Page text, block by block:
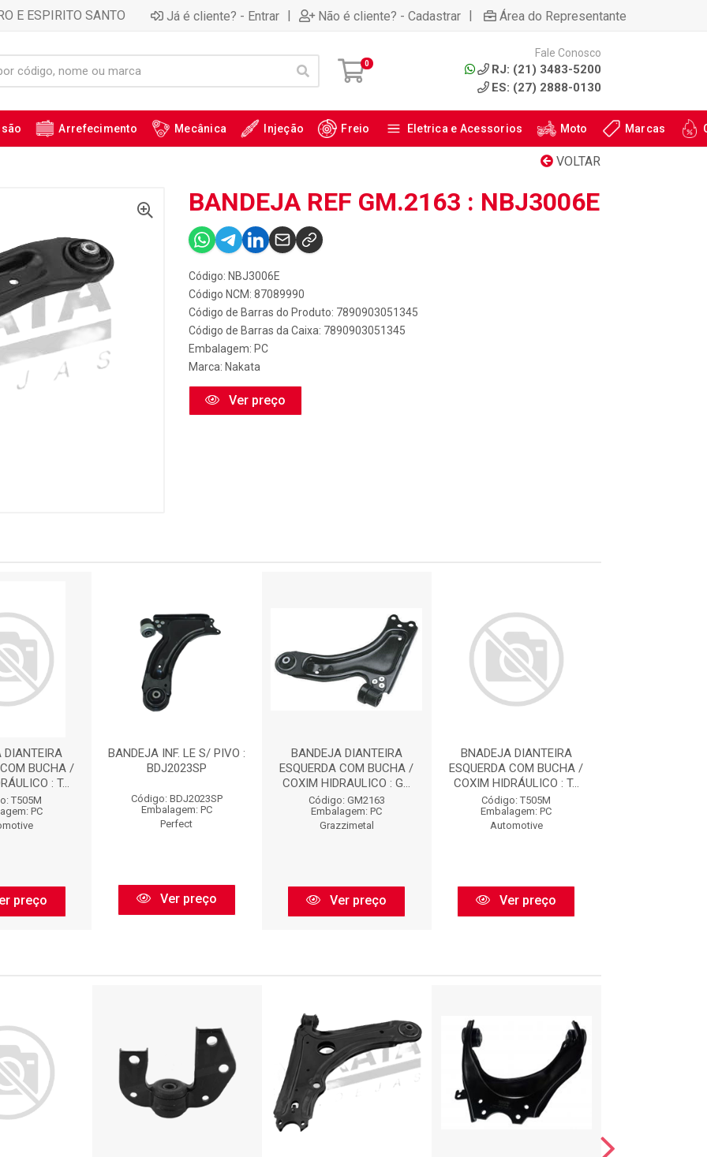
E ESPIRITO SANTO Já é cliente? - Entrar | Não é cliente? - Cadastrar | Área do Representante
0
Fale Conosco
RJ: (21) 3483-5200
ES: (27) 2888-0130
Arrefecimento Mecânica Injeção Freio Eletrica e Acessorios Moto Marcas
VOLTAR
BANDEJA REF GM.2163 : NBJ3006E
Código: NBJ3006E
Código NCM: 87089990
Código de Barras do Produto: 7890903051345
Código de Barras da Caixa: 7890903051345
Embalagem: PC
Marca: Nakata
Ver preço
DIANTEIRA
BUCHA /
: T...
T505M
PC
preço
BANDEJA INF. LE S/ PIVO :
BDJ2023SP
Código: BDJ2023SP
Embalagem: PC
Perfect
Ver preço
BANDEJA DIANTEIRA
ESQUERDA COM BUCHA /
COXIM HIDRAULICO : G...
Código: GM2163
Embalagem: PC
Grazzimetal
Ver preço
BNADEJA DIANTEIRA
ESQUERDA COM BUCHA /
COXIM HIDRÁULICO : T...
Código: T505M
Embalagem: PC
Automotive
Ver preço